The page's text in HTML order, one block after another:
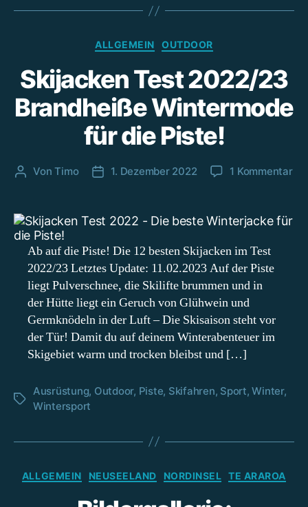
Kategorien
ALLGEMEIN OUTDOOR
Skijacken Test 2022/23
Brandheiße Wintermode
für die Piste!
Beitragsautor
VonTimo Beitragsdatum
1. Dezember 2022 1 Kommentarzu
Ab auf die Piste! Die 12 besten Skijacken im Test
2022/23 Letztes Update: 11.02.2023 Auf der Piste
liegt Pulverschnee, die Skilifte brummen und in
der Hütte liegt ein Geruch von Glühwein und
Germknödeln in der Luft – Die Skisaison steht vor
der Tür! Damit du auf deinem Winterabenteuer im
Skigebiet warm und trocken bleibst und […]
Schlagwörter
Ausrüstung, Outdoor, Piste, Skifahren, Sport,Winter,
Wintersport
Kategorien
ALLGEMEIN NEUSEELAND NORDINSEL TE ARAROA